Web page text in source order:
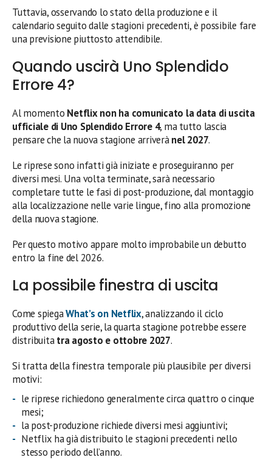
Tuttavia, osservando lo stato della produzione e il
calendario seguito dalle stagioni precedenti, è possibile fare
una previsione piuttosto attendibile.
Quando uscirà Uno Splendido
Errore 4?
Al momento Netflix non ha comunicato la data di uscita
ufficiale di Uno Splendido Errore 4, ma tutto lascia
pensare che la nuova stagione arriverànel 2027.
Le riprese sono infatti già iniziate e proseguiranno per
diversi mesi. Una volta terminate, sarà necessario
completare tutte le fasi di post-produzione, dal montaggio
alla localizzazione nelle varie lingue, fino alla promozione
della nuova stagione.
Per questo motivo appare molto improbabile un debutto
entro la fine del 2026.
La possibile finestra di uscita
Come spiegaWhat’s on Netflix, analizzando il ciclo
produttivo della serie, la quarta stagione potrebbe essere
distribuitatra agosto e ottobre 2027.
Si tratta della finestra temporale più plausibile per diversi
motivi:
le riprese richiedono generalmente circa quattro o cinque
mesi;
la post-produzione richiede diversi mesi aggiuntivi;
Netflix ha già distribuito le stagioni precedenti nello
stesso periodo dell’anno.